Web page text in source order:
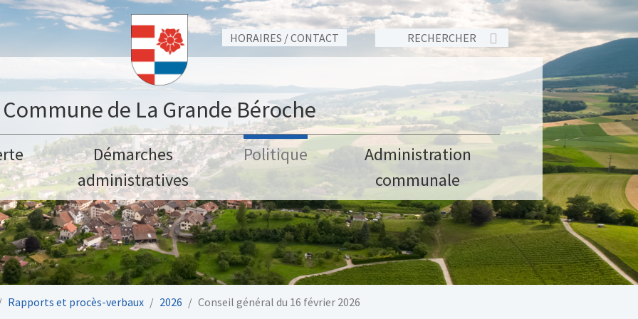
HORAIRES / CONTACT
Commune de La Grande Béroche
Démarches
administratives
Politique
Administration
communale
Rapports et procès-verbaux 2026 Conseil général du 16 février 2026